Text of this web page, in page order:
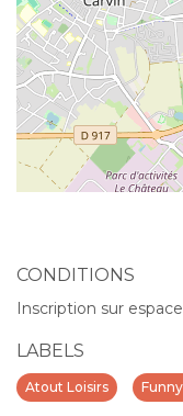
CONDITIONS
Inscription sur
LABELS
Atout Loisirs